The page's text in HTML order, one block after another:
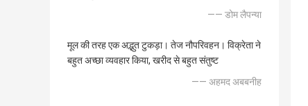
—— डोम लैपन्या
मूल की तरह एक अद्भुत टुकड़ा। तेज नौपरिवहन। विक्रेता ने
बहुत अच्छा व्यवहार किया, खरीद से बहुत संतुष्ट
—— अहमद अबबनीह